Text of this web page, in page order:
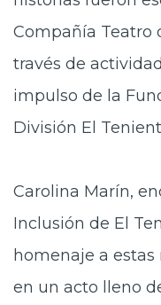
Compañía Teatro
través de
impulso de la
División El
Carolina Marín,
Inclusión de El
homenaje a
en un acto lleno